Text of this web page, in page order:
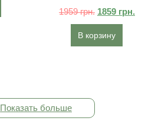
1959грн. 1859 грн.
В корзину
Показать больше